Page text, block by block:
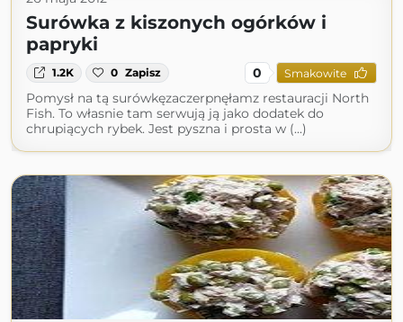
Surówka z kiszonych ogórków i
papryki
1.2K 0 Zapisz 0 Smakowite
Pomysł na tą surówkęzaczerpnęłamz restauracji North
Fish. To własnie tam serwują ją jako dodatek do
chrupiących rybek. Jest pyszna i prosta w (...)